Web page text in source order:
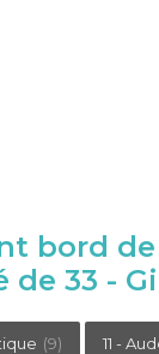
bord
de 33 -
(9) 11 -